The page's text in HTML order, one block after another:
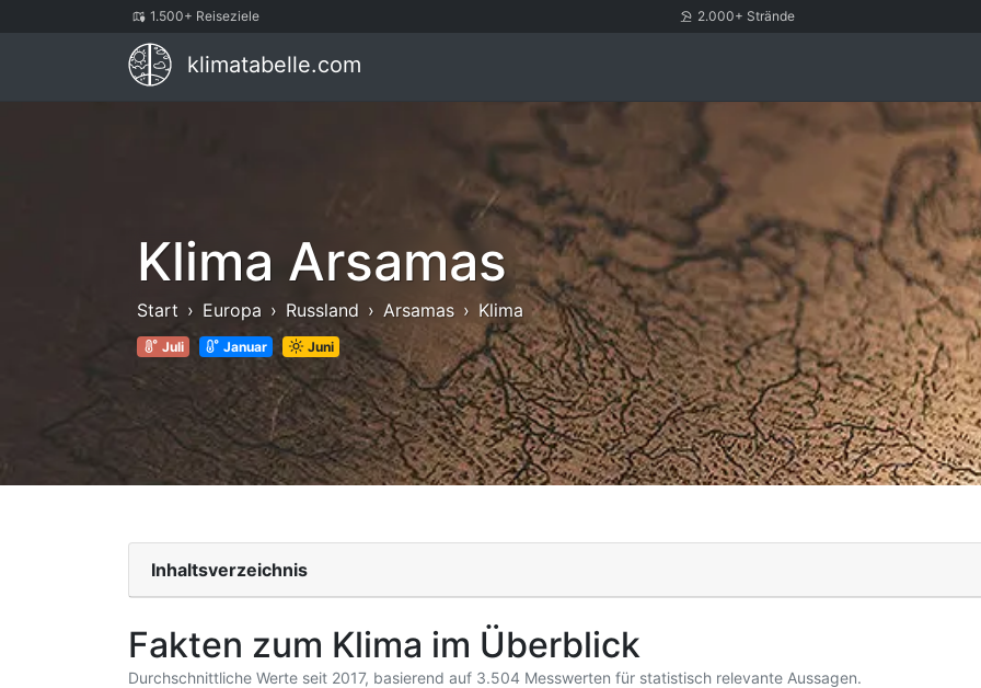
1.500+ Reiseziele 2.000+ Strände
klimatabelle.com
Klima Arsamas
Start Europa Russland Arsamas Klima
Juli Januar Juni
Inhaltsverzeichnis
Fakten zum Klima im Überblick
Durchschnittliche Werte seit 2017, basierend auf 3.504 Messwerten für statistisch relevante Aussagen.